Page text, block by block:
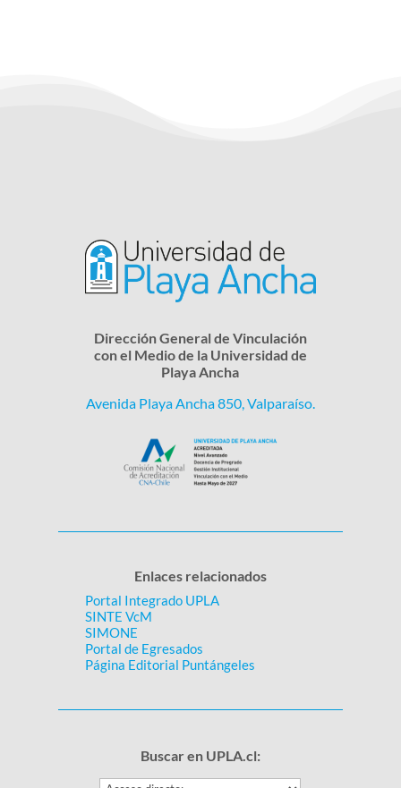
Dirección General de Vinculación
con el Medio de la Universidad de
Playa Ancha
Avenida Playa Ancha 850, Valparaíso.
Enlaces relacionados
Portal Integrado UPLA
SINTE VcM
SIMONE
Portal de Egresados
Página Editorial Puntángeles
Buscar en UPLA.cl: